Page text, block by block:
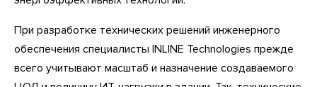
При разработке технических решений инженерного
обеспечения специалисты INLINE Technologies прежде
всего учитывают масштаб и назначение создаваемого